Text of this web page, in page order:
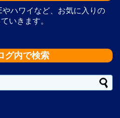
ハワイなど、お気に入りの
いきます。
グ内で検索